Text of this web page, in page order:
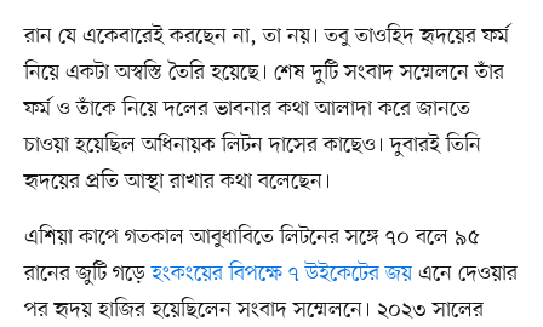
রান যে একেবারেই করছেন না, তা নয়। তবু তাওহিদ হৃদয়ের ফর্ম
নিয়ে একটা অস্বস্তি তৈরি হয়েছে। শেষ দুটি সংবাদ সম্মেলনে তাঁর
ফর্ম ও তাঁকে নিয়ে দলের ভাবনার কথা আলাদা করে জানতে
চাওয়া হয়েছিল অধিনায়ক লিটন দাসের কাছেও। দুবারই তিনি
হৃদয়ের প্রতি আস্থা রাখার কথা বলেছেন।
এশিয়া কাপে গতকাল আবুধাবিতে লিটনের সঙ্গে ৭০ বলে ৯৫
রানের জুটি গড়েহংকংয়ের বিপক্ষে ৭ উইকেটের জয়এনে দেওয়ার
পর হৃদয় হাজির হয়েছিলেন সংবাদ সম্মেলনে। ২০২৩ সালের